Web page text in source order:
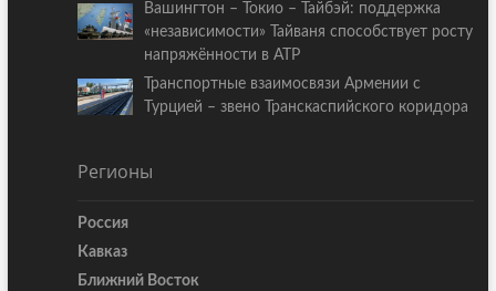
Вашингтон – Токио – Тайбэй: поддержка
«независимости» Тайваня способствует росту
напряжённости в АТР
Транспортные взаимосвязи Армении с
Турцией – звено Транскаспийского коридора
Регионы
Россия
Кавказ
Ближний Восток